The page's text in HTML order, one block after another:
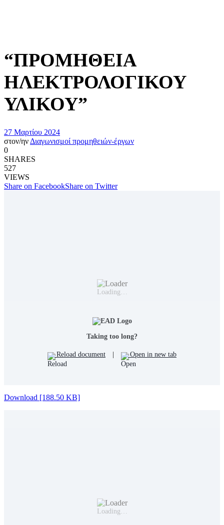
“ΠΡΟΜΗΘΕΙΑ
ΗΛΕΚΤΡΟΛΟΓΙΚΟΥ
ΥΛΙΚΟΥ”
27 Μαρτίου 2024
στον/ην Διαγωνισμοί προμηθειών-έργων
0
SHARES
527
VIEWS
Share on FacebookShare on Twitter
Loading…
Taking too long?
Reload document Open in new tab
Download [188.50 KB]
Loading…